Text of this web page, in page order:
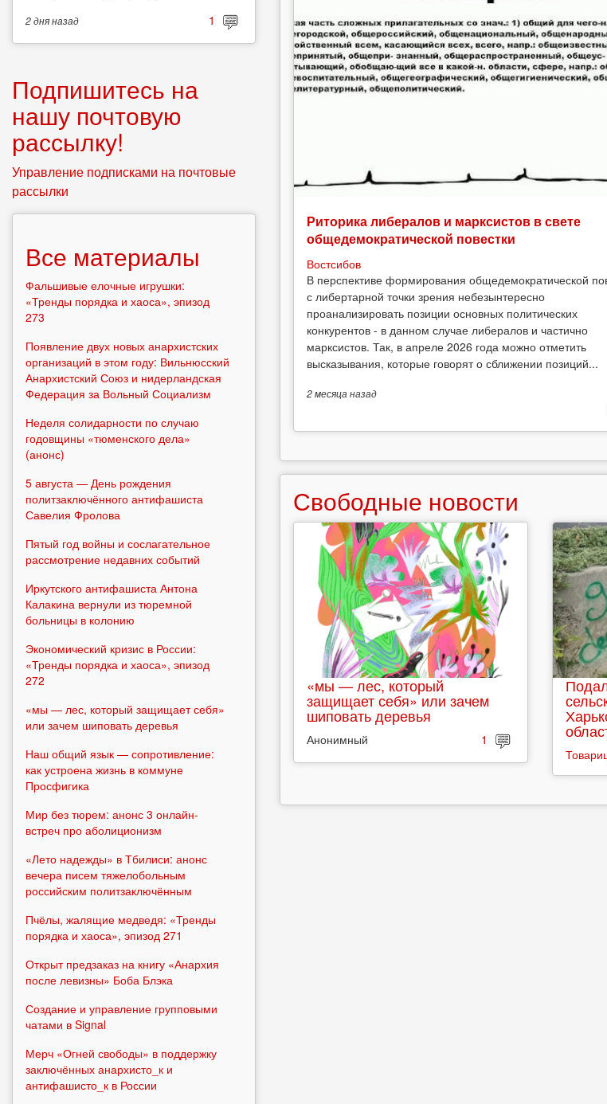
Риторика либералов и марксистов в свете
общедемократической повестки
Востсибов
В перспективе формирования общедемократической
с либертарной точки зрения небезынтересно
проанализировать позиции основных политических
конкурентов - в данном случае либералов и частично
марксистов. Так, в апреле 2026 года можно отметить
высказывания, которые говорят о сближении позиций...
2 месяца назад
Свободные новости
«мы — лес, который
защищает себя» или зачем
шиповать деревья
Анонимный 1
2 дняназад 1
Подпишитесь на
нашу почтовую
рассылку!
Управление подписками на почтовые
рассылки
Все материалы
Фальшивые елочные игрушки:
«Тренды порядка и хаоса», эпизод
273
Появление двух новых анархистских
организаций в этом году: Вильнюсский
Анархистский Союз и нидерландская
Федерация за Вольный Социализм
Неделя солидарности по случаю
годовщины «тюменского дела»
(анонс)
5 августа — День рождения
политзаключённого антифашиста
Савелия Фролова
Пятый год войны и сослагательное
рассмотрение недавних событий
Иркутского антифашиста Антона
Калакина вернули из тюремной
больницы в колонию
Экономический кризис в России:
«Тренды порядка и хаоса», эпизод
272
«мы — лес, который защищает себя»
или зачем шиповать деревья
Наш общий язык — сопротивление:
как устроена жизнь в коммуне
Просфигика
Мир без тюрем: анонс 3 онлайн-
встреч про аболиционизм
«Лето надежды» в Тбилиси: анонс
вечера писем тяжелобольным
российским политзаключённым
Пчёлы, жалящие медведя: «Тренды
порядка и хаоса», эпизод 271
Открыт предзаказ на книгу «Анархия
после левизны» Боба Блэка
Создание и управление групповыми
чатами в Signal
Мерч «Огней свободы» в поддержку
заключённых анархисто_к и
антифашисто_к в России